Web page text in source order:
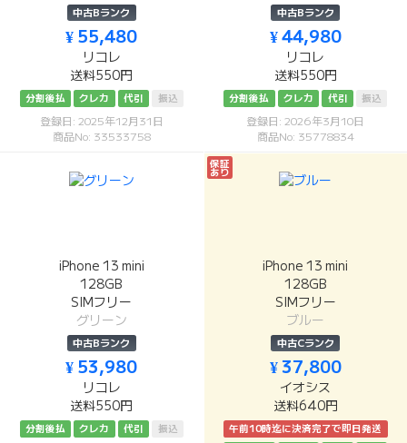
中古Bランク
¥ 55,480
リコレ
送料550円
分割後払 クレカ 代引 振込
登録日: 2025年12月31日
商品No: 33533758
中古Bランク
¥ 44,980
リコレ
送料550円
分割後払 クレカ 代引 振込
登録日: 2026年3月10日
商品No: 35778834
iPhone 13 mini
128GB
SIMフリー
グリーン
中古Bランク
¥ 53,980
リコレ
送料550円
分割後払 クレカ 代引 振込
保証
あり
iPhone 13 mini
128GB
SIMフリー
ブルー
中古Cランク
¥ 37,800
イオシス
送料640円
午前10時迄に決済完了で即日発送